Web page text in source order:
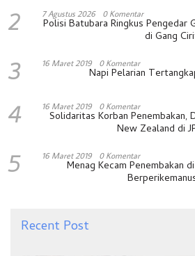
2 7 Agustus 2026 0 Komentar
Polisi Batubara Ringkus Pengedar
di Gang
3 16 Maret 2019 0 Komentar
Napi Pelarian
4 16 Maret 2019 0 Komentar
Solidaritas Korban Penembakan,
New Zealand di
5 16 Maret 2019 0 Komentar
Menag Kecam Penembakan
Recent Post